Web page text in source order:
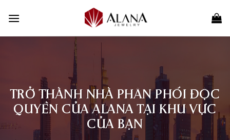
TRỞ THÀNH NHÀ PHÂN PHỐI ĐỘC
QUYỀN CỦA ALANA TẠI KHU VỰC
CỦA BẠN